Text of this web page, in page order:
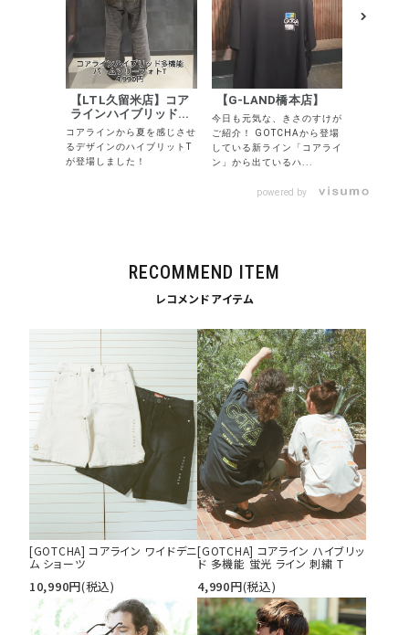
キーワードから探す
価格から探す
サイズ
S
M
L
XL
XXL
XXXL
29inc
30inc
32inc
34inc
36inc
38inc
40inc
KIDS
カラー
tune 絞り込んで検索する
【LTL久留米店】コア
ラインハイブリッド...
コアラインから夏を感じさせ
るデザインのハイブリットT
が登場しました！
【G-LAND橋本店】
今日も元気な、きさのすけが
ご紹介！ GOTCHAから登場
している新ライン「コアライ
ン」から出ているハ...
コアライ
powered by
RECOMMEND ITEM
レコメンドアイテム
[GOTCHA] コアライン ワイドデニ
ム ショーツ
10,990円(税込)
[GOTCHA] コアライン ハイブリッ
ド 多機能 蛍光 ライン 刺繍 T
4,990円(税込)